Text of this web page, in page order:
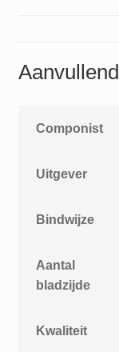
Componist
Uitgever
Bindwijze
Aantal
bladzijde
Kwaliteit